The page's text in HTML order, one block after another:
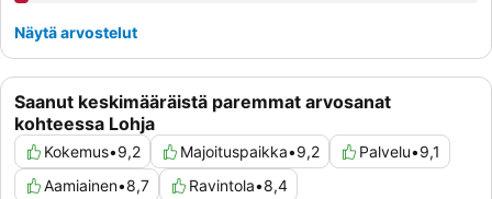
Saanut keskimääräistä paremmat arvosanat
kohteessa Lohja
Kokemus•9,2 Majoituspaikka•9,2 Palvelu•9,1
Aamiainen•8,7 Ravintola•8,4
Näytä arvostelut